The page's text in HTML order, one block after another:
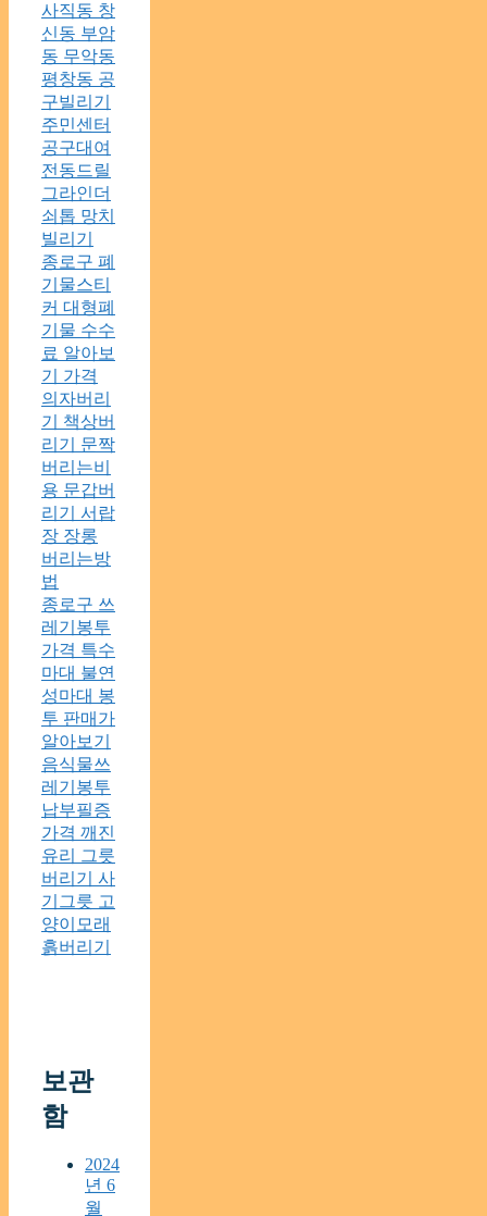
사직동 창
신동 부암
동 무악동
평창동 공
구빌리기
주민센터
공구대여
전동드릴
그라인더
쇠톱 망치
빌리기
종로구 폐
기물스티
커 대형폐
기물 수수
료 알아보
기 가격
의자버리
기 책상버
리기 문짝
버리는비
용 문갑버
리기 서랍
장 장롱
버리는방
법
종로구 쓰
레기봉투
가격 특수
마대 불연
성마대 봉
투 판매가
알아보기
음식물쓰
레기봉투
납부필증
가격 깨진
유리 그릇
버리기 사
기그릇 고
양이모래
흙버리기
보관
함
2024
년 6
월